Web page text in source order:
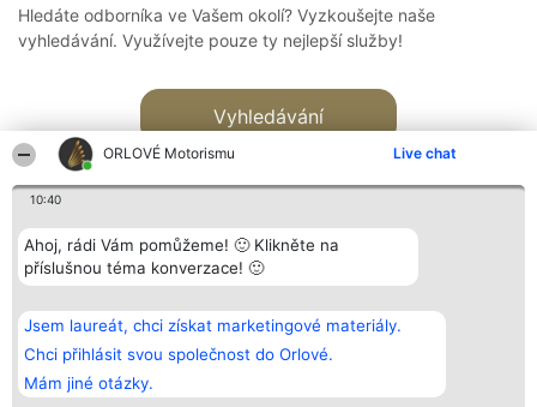
ORLOVÉ Motorismu Live chat
10:40
Ahoj, rádi Vám pomůžeme! 🙂 Klikněte na
příslušnou téma konverzace! 🙂
Jsem laureát, chci získat marketingové materiály.
Chci přihlásit svou společnost do Orlové.
Mám jiné otázky.
Hledáte odborníka ve Vašem okolí? Vyzkoušejte naše
vyhledávání. Využívejte pouze ty nejlepší služby!
Vyhledávání
Bright Side Solutions sp. z o.
o. sp. k.
ul. Ruska 22
Wrocław 50-079
KRS 0000749100 | Regon
381313360 | NIP 8943132676
Vítězové
Seznam všech
laureátů
Zásady
Zásady
Kontakt